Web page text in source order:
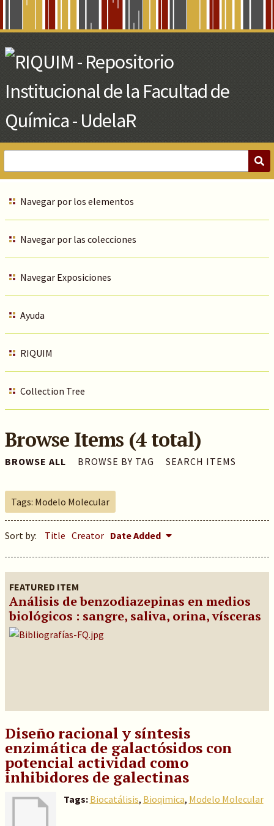
Main
Content
Navegar por los elementos
Navegar por las colecciones
Navegar Exposiciones
Ayuda
RIQUIM
Collection Tree
Browse Items (4 total)
BROWSE ALL BROWSE BY TAG SEARCH ITEMS
Tags: Modelo Molecular
Sort by: Title Creator Date Added
FEATURED ITEM
Análisis de benzodiazepinas en medios
biológicos : sangre, saliva, orina, vísceras
Diseño racional y síntesis
enzimática de galactósidos con
potencial actividad como
inhibidores de galectinas
Tags: Biocatálisis, Bioqimica, Modelo Molecular